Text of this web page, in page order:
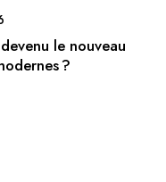
le nouveau
?